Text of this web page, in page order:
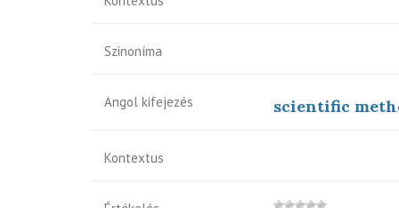
Szinoníma
Angol kifejezés scientific
Kontextus